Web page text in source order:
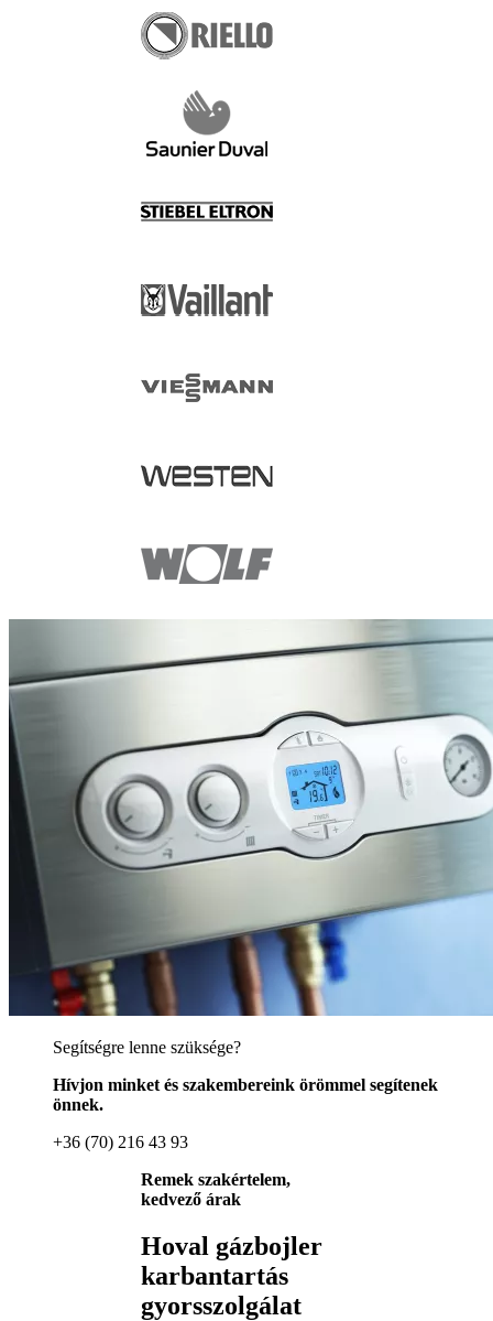
Segítségre lenne szüksége?
Hívjon minket és szakembereink örömmel segítenek
önnek.
+36 (70) 216 43 93
Remek szakértelem,
kedvező árak
Hoval gázbojler
karbantartás
gyorsszolgálat